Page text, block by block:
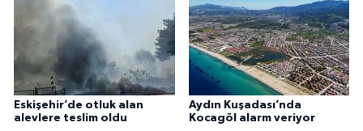
Eskişehir’de otluk alan
alevlere teslim oldu
Aydın Kuşadası’nda
Kocagöl alarm veriyor